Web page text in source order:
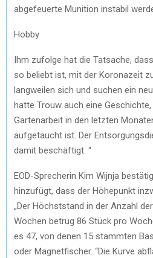
abgefeuerte Munition instabil
Hobby
Ihm zufolge hat die Tatsache,
so beliebt ist, mit der Koronazeit
langweilen sich und suchen ein
hatte Trouw auch eine
Gartenarbeit in den letzten
aufgetaucht ist. Der
damit beschäftigt. “
EOD-Sprecherin Kim Wijnja
hinzufügt, dass der Höhepunkt
„Der Höchststand in der Anzahl
Wochen betrug 86 Stück pro
es 47, von denen 15 stammten
oder Magnetfischer. “Die Kurve